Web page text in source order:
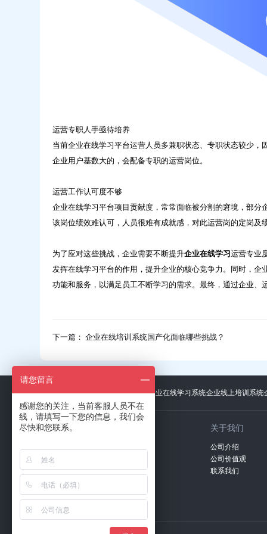
运营专职人手亟待培养
当前企业在线学习平台运营人员多兼职状态、专职状态较少
企业用户基数大的，会配备专职的运营岗位。
运营工作认可度不够
企业在线学习平台项目贡献度，常常面临被分割的窘境，部
该岗位绩效难认可，人员很难有成就感，对此运营岗的定岗及
为了应对这些挑战，企业需要不断提升企业在线学习运营专业
发挥在线学习平台的作用，提升企业的核心竞争力。同时，
功能和服务，以满足员工不断学习的需求。最终，通过企业
下一篇： 企业在线培训系统国产化面临哪些挑战？
友情链接：广东招标网上海礼品展企业在线学习系统企业线上培训系统
400-100-7350
关于我们
公司介绍
公司价值观
联系我们
请您留言
感谢您的关注，当前客服人员不在
线，请填写一下您的信息，我们会
尽快和您联系。